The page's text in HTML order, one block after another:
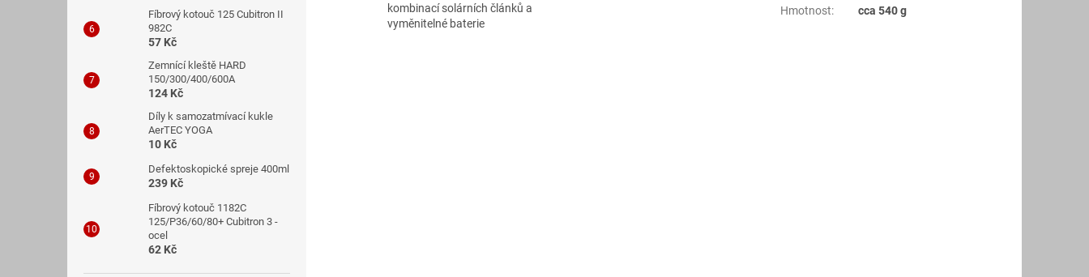
Fíbrový kotouč 125 Cubitron II
982C
57 Kč
Zemnící kleště HARD
150/300/400/600A
124 Kč
Díly k samozatmívací kukle
AerTEC YOGA
10 Kč
Defektoskopické spreje 400ml
239 Kč
Fíbrový kotouč 1182C
125/P36/60/80+ Cubitron 3 -
ocel
62 Kč
kombinací solárních článků a
vyměnitelné baterie
Hmotnost: cca 540 g